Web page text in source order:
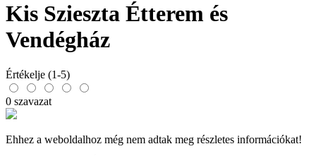
Kis Szieszta Étterem és
Vendégház
Értékelje (1-5)
0 szavazat
Ehhez a weboldalhoz még nem adtak meg részletes információkat!